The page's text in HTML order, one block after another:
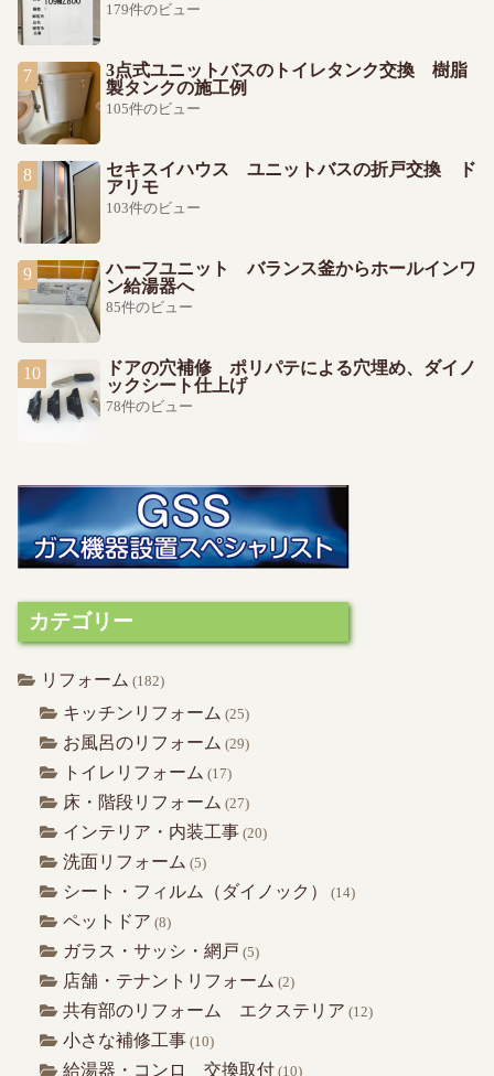
179件のビュー
3点式ユニットバスのトイレタンク交換 樹脂
製タンクの施工例
105件のビュー
セキスイハウス ユニットバスの折戸交換 ド
アリモ
103件のビュー
ハーフユニット バランス釜からホールインワ
ン給湯器へ
85件のビュー
ドアの穴補修 ポリパテによる穴埋め、ダイノ
ックシート仕上げ
78件のビュー
カテゴリー
リフォーム (182)
キッチンリフォーム (25)
お風呂のリフォーム (29)
トイレリフォーム (17)
床・階段リフォーム (27)
インテリア・内装工事 (20)
洗面リフォーム (5)
シート・フィルム（ダイノック） (14)
ペットドア (8)
ガラス・サッシ・網戸 (5)
店舗・テナントリフォーム (2)
共有部のリフォーム エクステリア (12)
小さな補修工事 (10)
給湯器・コンロ 交換取付 (10)